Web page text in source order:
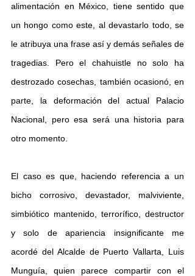
alimentación en México, tiene sentido que
un hongo como este, al devastarlo todo, se
le atribuya una frase así y demás señales de
tragedias. Pero el chahuistle no solo ha
destrozado cosechas, también ocasionó, en
parte, la deformación del actual Palacio
Nacional, pero esa será una historia para
otro momento.
El caso es que, haciendo referencia a un
bicho corrosivo, devastador, malviviente,
simbiótico mantenido, terrorífico, destructor
y solo de apariencia insignificante me
acordé del Alcalde de Puerto Vallarta, Luis
Munguía, quien parece compartir con el